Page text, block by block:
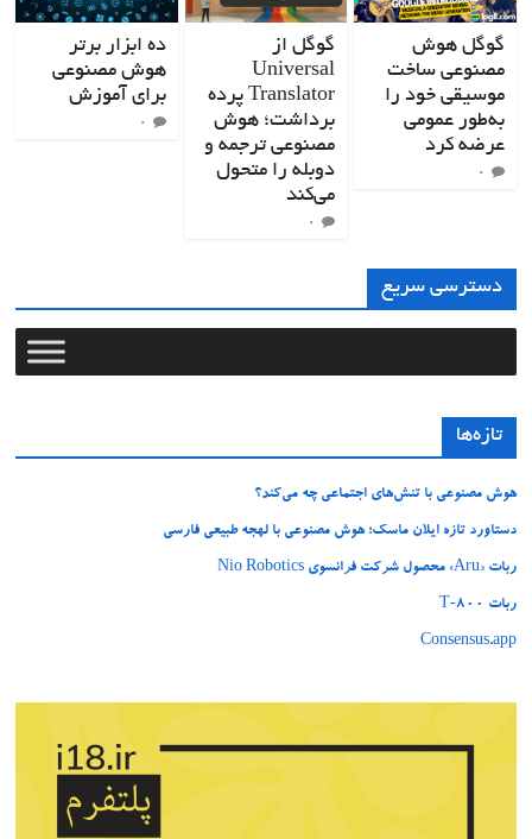
گوگل هوش
مصنوعی ساخت
موسیقی خود را
به‌طور عمومی
عرضه کرد
۰
گوگل از
Universal
Translator پرده
برداشت؛ هوش
مصنوعی ترجمه و
دوبله را متحول
می‌کند
۰
ده ابزار برتر
هوش مصنوعی
برای آموزش
۰
دسترسی سریع
تازه‌ها
هوش مصنوعی با تنش‌های اجتماعی چه می‌کند؟
دستاورد تازه ایلان ماسک؛ هوش مصنوعی با لهجه طبیعی فارسی
ربات «Aru» محصول شرکت فرانسوی Nio Robotics
ربات T‑800
Consensus.app